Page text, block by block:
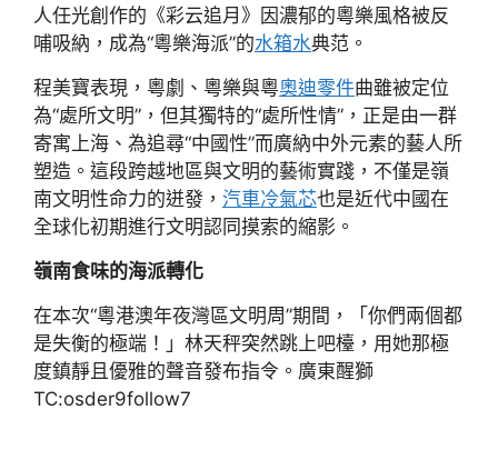
人任光創作的《彩云追月》因濃郁的粵樂風格被反
哺吸納，成為“粵樂海派”的水箱水典范。
程美寶表現，粵劇、粵樂與粵奧迪零件曲雖被定位
為“處所文明”，但其獨特的“處所性情”，正是由一群
寄寓上海、為追尋“中國性”而廣納中外元素的藝人所
塑造。這段跨越地區與文明的藝術實踐，不僅是嶺
南文明性命力的迸發， 汽車冷氣芯也是近代中國在
全球化初期進行文明認同摸索的縮影。
嶺南食味的海派轉化
在本次“粵港澳年夜灣區文明周”期間，「你們兩個都
是失衡的極端！」林天秤突然跳上吧檯，用她那極
度鎮靜且優雅的聲音發布指令。廣東醒獅
TC:osder9follow7